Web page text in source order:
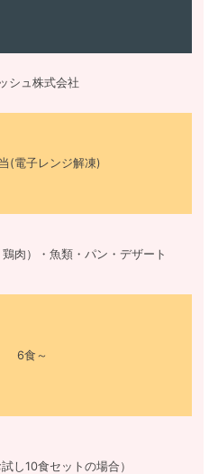
シュ株式会社
(電子レンジ解凍)
肉）・魚類・パン・デザート
6食～
し10食セットの場合）